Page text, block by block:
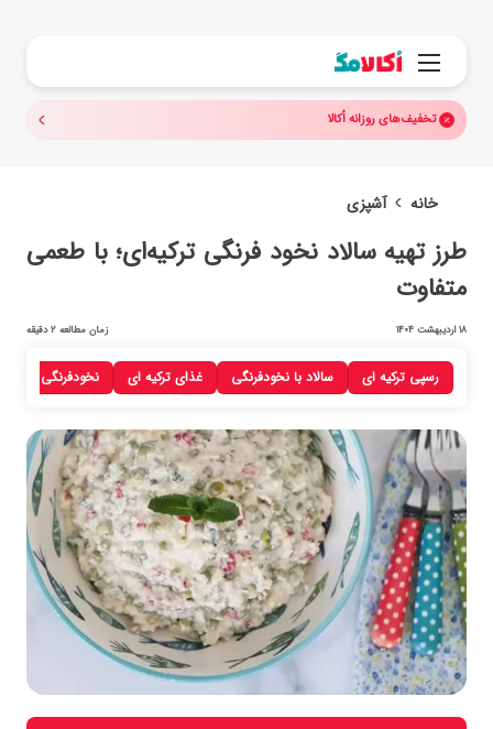
منو
تخفیف‌های روزانه اُکالا
خانه آشپزی
رسپی‌ ترکیه ای سالاد با نخودفرنگی غذای ترکیه‌ ای نخودفرنگی
طرز تهیه سالاد نخود فرنگی ترکیه‌ای؛ با طعمی
متفاوت
18 اردیبهشت 1404 زمان مطالعه 2 دقیقه